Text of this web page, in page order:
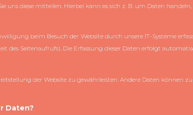
uns diese mitteilen. Hierbei kann es sich z. B. um Daten
beim Besuch der Website durch unsere IT-Systeme
des Seitenaufrufs). Die Erfassung dieser Daten erfolgt
der Website zu gewährleisten. Andere Daten können
Daten?